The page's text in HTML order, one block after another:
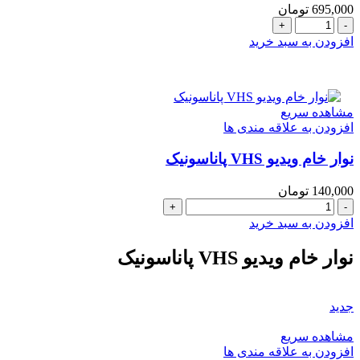
عدد
695,000 تومان
لوح
تصويری
ها)سایز
50
در
(سیمی
عدد
افزودن به سبد خرید
مشاهده سریع
افزودن به علاقه مندی ها
نوار خام ویدیو VHS پاناسونیک
140,000 تومان
نوار
خام
VHS
پاناسونیک
افزودن به سبد خرید
نوار خام ویدیو VHS پاناسونیک
جدید
مشاهده سریع
افزودن به علاقه مندی ها